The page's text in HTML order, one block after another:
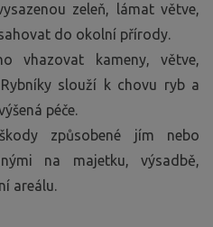
zeleň, lámat větve,
do okolní přírody.
vhazovat kameny, větve,
slouží k chovu ryb a
péče.
způsobené jím nebo
na majetku, výsadbě,
areálu.